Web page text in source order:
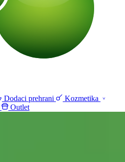
Dodaci prehrani
Kozmetika
Outlet